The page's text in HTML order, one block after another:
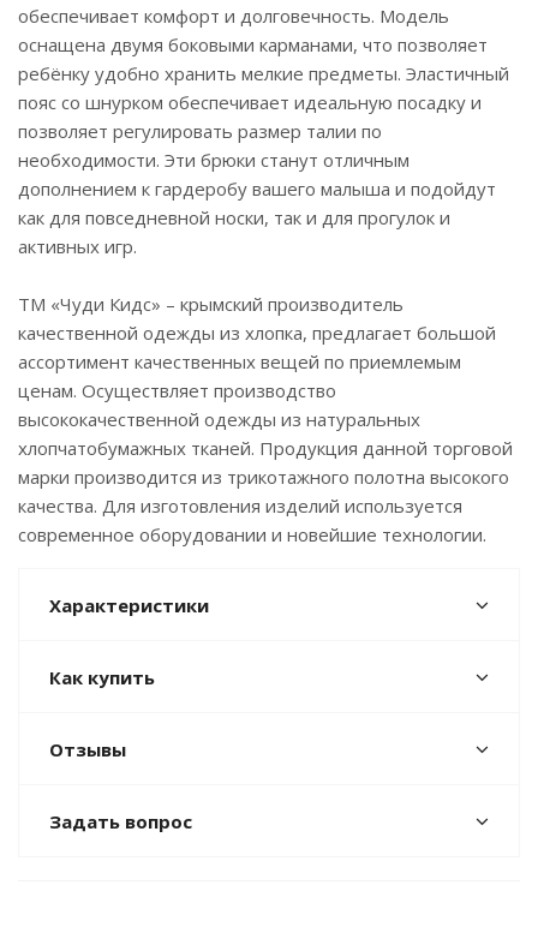
обеспечивает комфорт и долговечность. Модель
оснащена двумя боковыми карманами, что позволяет
ребёнку удобно хранить мелкие предметы. Эластичный
пояс со шнурком обеспечивает идеальную посадку и
позволяет регулировать размер талии по
необходимости. Эти брюки станут отличным
дополнением к гардеробу вашего малыша и подойдут
как для повседневной носки, так и для прогулок и
активных игр.
ТМ «Чуди Кидс» – крымский производитель
качественной одежды из хлопка, предлагает большой
ассортимент качественных вещей по приемлемым
ценам. Осуществляет производство
высококачественной одежды из натуральных
хлопчатобумажных тканей. Продукция данной торговой
марки производится из трикотажного полотна высокого
качества. Для изготовления изделий используется
современное оборудовании и новейшие технологии.
Характеристики
Как купить
Отзывы
Задать вопрос